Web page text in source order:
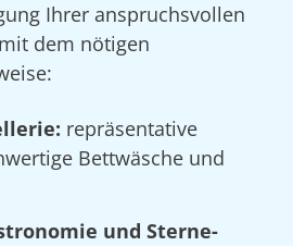
Ihrer anspruchsvollen
dem nötigen
repräsentative
Bettwäsche und
und Sterne-